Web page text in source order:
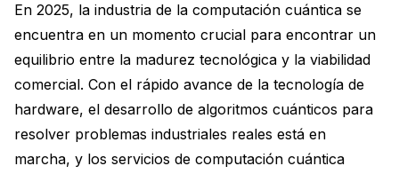
En 2025, la industria de la computación cuántica se
encuentra en un momento crucial para encontrar un
equilibrio entre la madurez tecnológica y la viabilidad
comercial. Con el rápido avance de la tecnología de
hardware, el desarrollo de algoritmos cuánticos para
resolver problemas industriales reales está en
marcha, y los servicios de computación cuántica